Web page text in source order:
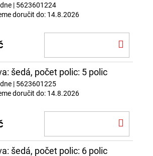
| 5623601224
doručit do: 14.8.2026
šedá, počet polic: 5 polic
| 5623601225
doručit do: 14.8.2026
šedá, počet polic: 6 polic